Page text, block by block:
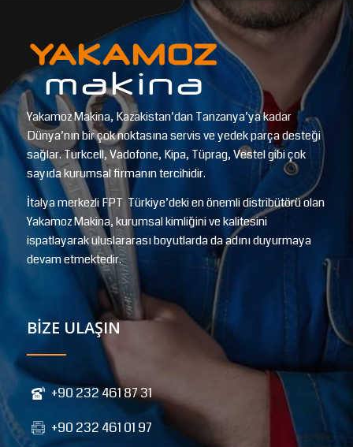
BİZE ULAŞIN
+90 232 461 87 31
+90 232 461 01 97
Yakamoz Makina, Kazakistan’dan Tanzanya’ya kadar
Dünya’nın bir çok noktasına servis ve yedek parça desteği
sağlar. Turkcell, Vadofone, Kipa, Tüprag, Vestel gibi çok
sayıda kurumsal firmanın tercihidir.
İtalya merkezli FPT Türkiye’deki en önemli distribütörü olan
Yakamoz Makina, kurumsal kimliğini ve kalitesini
ispatlayarak uluslararası boyutlarda da adını duyurmaya
devam etmektedir.